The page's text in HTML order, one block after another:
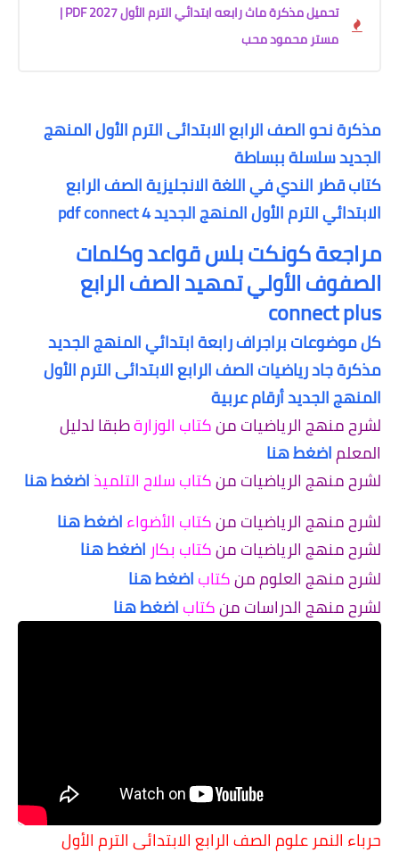
تحميل مذكرة ماث رابعه ابتدائي الترم الأول 2027 PDF |
مستر محمود محب
مذكرة نحو الصف الرابع الابتدائى الترم الأول المنهج
الجديد سلسلة ببساطة
كتاب قطر الندي في اللغة الانجليزية الصف الرابع
الابتدائي الترم الأول المنهج الجديد pdf connect 4
مراجعة كونكت بلس قواعد وكلمات
الصفوف الأولي تمهيد الصف الرابع
connect plus
كل موضوعات براجراف رابعة ابتدائي المنهج الجديد
مذكرة جاد رياضيات الصف الرابع الابتدائى الترم الأول
المنهج الجديد أرقام عربية
لشرح منهج الرياضيات منكتاب الوزارةطبقا لدليل
المعلماضغط هنا
لشرح منهج الرياضيات منكتاب سلاح التلميذاضغط هنا
لشرح منهج الرياضيات منكتاب الأضواءاضغط هنا
لشرح منهج الرياضيات منكتاب بكار اضغط هنا
لشرح منهج العلوم منكتاباضغط هنا
لشرح منهج الدراسات منكتاباضغط هنا
حرباء النمر علوم الصف الرابع الابتدائى الترم الأول